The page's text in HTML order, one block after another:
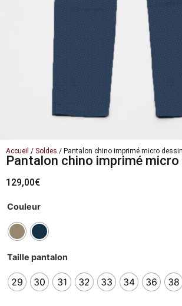
Accueil / Soldes / Pantalon chino imprimé micro dessin
Pantalon chino imprimé micro
129,00€
Couleur
Taille pantalon
29 30 31 32 33 34 36 38